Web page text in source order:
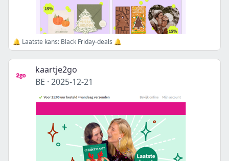
🔔 Laatste kans: Black Friday-deals 🔔
kaartje2go
BE · 2025-12-21